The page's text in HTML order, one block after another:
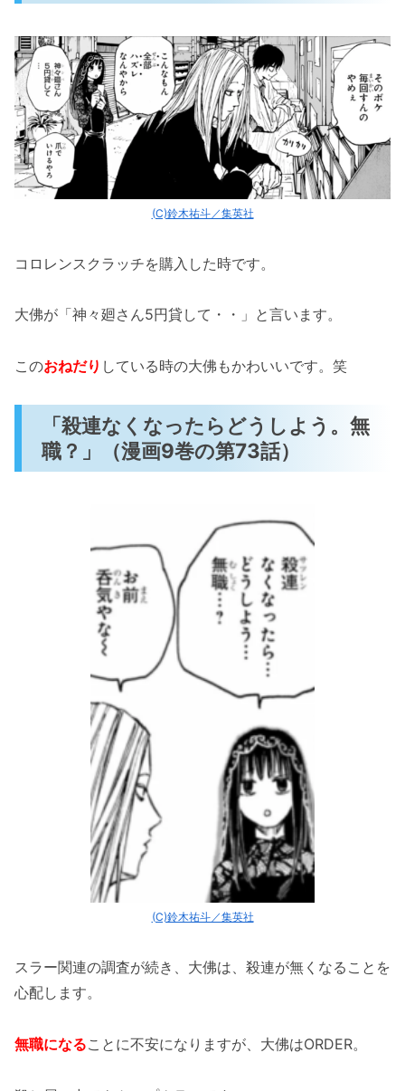
(C)鈴木祐斗／集英社
コロレンスクラッチを購入した時です。
大佛が「神々廻さん5円貸して・・」と言います。
このおねだり している時の大佛もかわいいです。笑
「殺連なくなったらどうしよう。無
職？」（漫画9巻の第73話）
(C)鈴木祐斗／集英社
スラー関連の調査が続き、大佛は、殺連が無くなることを
心配します。
無職になることに不安になりますが、大佛はORDER。